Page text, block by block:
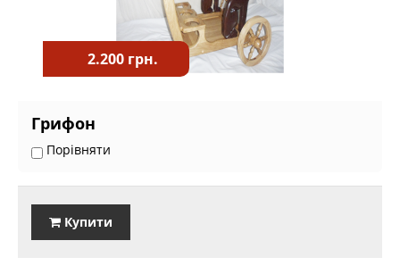
2.200 грн.
Грифон
Порівняти
Купити